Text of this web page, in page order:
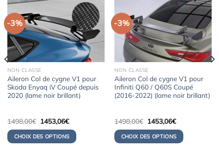
-3%
NON CLASSÉ
Aileron Col de cygne V1 pour
Skoda Enyaq iV Coupé depuis
2020 (lame noir brillant)
1498,00€ Le
prix
initial
était :
1498,00€.
1453,06€Le
actuel
est :
1453,06€.
CHOIX DES OPTIONS
-3%
NON CLASSÉ
Aileron Col de cygne V1 pour
Infiniti Q60 / Q60S Coupé
(2016-2022) (lame noir brillant)
1498,00€ Le
prix
initial
était :
1498,00€.
1453,06€Le
actuel
est :
1453,06€.
CHOIX DES OPTIONS